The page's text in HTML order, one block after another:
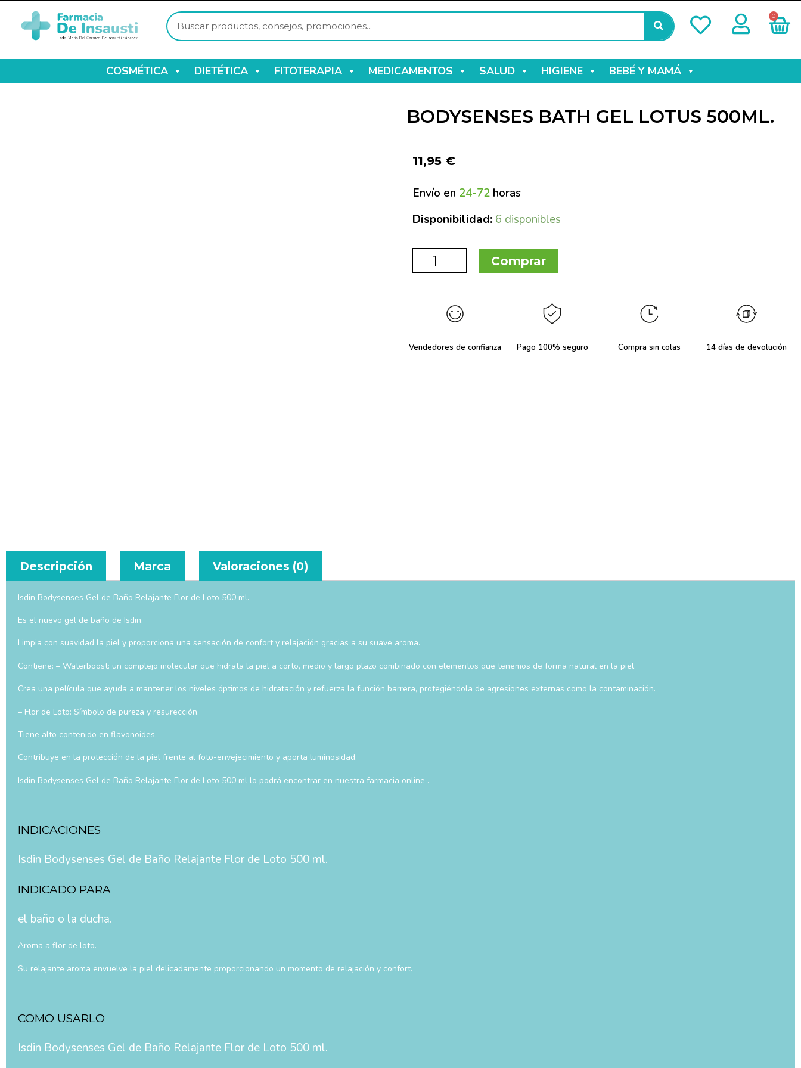
0
COSMÉTICA DIETÉTICA FITOTERAPIA MEDICAMENTOS SALUD HIGIENE BEBÉ Y MAMÁ
BODYSENSES BATH GEL LOTUS 500ML.
11,95 €
Envío en 24-72 horas
Disponibilidad: 6 disponibles
Comprar
Vendedores de confianza Pago 100% seguro Compra sin colas 14 días de devolución
Descripción Marca Valoraciones (0)
Isdin Bodysenses Gel de Baño Relajante Flor de Loto 500 ml.
Es el nuevo gel de baño de Isdin.
Limpia con suavidad la piel y proporciona una sensación de confort y relajación gracias a su suave aroma.
Contiene: – Waterboost: un complejo molecular que hidrata la piel a corto, medio y largo plazo combinado con elementos que tenemos de forma natural en la piel.
Crea una película que ayuda a mantener los niveles óptimos de hidratación y refuerza la función barrera, protegiéndola de agresiones externas como la contaminación.
– Flor de Loto: Símbolo de pureza y resurección.
Tiene alto contenido en flavonoides.
Contribuye en la protección de la piel frente al foto-envejecimiento y aporta luminosidad.
Isdin Bodysenses Gel de Baño Relajante Flor de Loto 500 ml lo podrá encontrar en nuestra farmacia online .
INDICACIONES
Isdin Bodysenses Gel de Baño Relajante Flor de Loto 500 ml.
INDICADO PARA
el baño o la ducha.
Aroma a flor de loto.
Su relajante aroma envuelve la piel delicadamente proporcionando un momento de relajación y confort.
COMO USARLO
Isdin Bodysenses Gel de Baño Relajante Flor de Loto 500 ml.